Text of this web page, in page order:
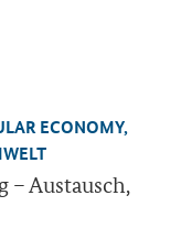
ECO­NO­MY,
– Aus­tausch,